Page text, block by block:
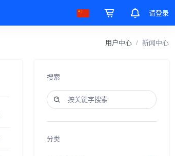
请登录
用户中心 新闻中心
搜索
分类